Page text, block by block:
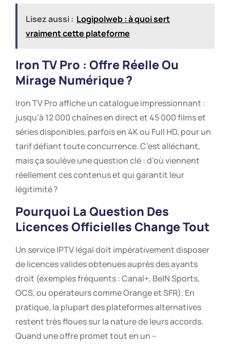
Lisez aussi : Logipolweb : à quoi sert
vraiment cette plateforme
Iron TV Pro : Offre Réelle Ou
Mirage Numérique ?
Iron TV Pro affiche un catalogue impressionnant :
jusqu’à 12 000 chaînes en direct et 45 000 films et
séries disponibles, parfois en 4K ou Full HD, pour un
tarif défiant toute concurrence. C’est alléchant,
mais ça soulève une question clé : d’où viennent
réellement ces contenus et qui garantit leur
légitimité ?
Pourquoi La Question Des
Licences Officielles Change Tout
Un service IPTV légal doit impérativement disposer
de licences valides obtenues auprès des ayants
droit (exemples fréquents : Canal+, BeIN Sports,
OCS, ou opérateurs comme Orange et SFR). En
pratique, la plupart des plateformes alternatives
restent très floues sur la nature de leurs accords.
Quand une offre promet tout en un –